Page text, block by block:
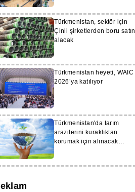
Türkmenistan, sektör için
Çinli şirketlerden boru satın
alacak
Türkmenistan heyeti, WAIC
2026’ya katılıyor
Türkmenistan'da tarım
arazilerini kuraklıktan
korumak için alınacak